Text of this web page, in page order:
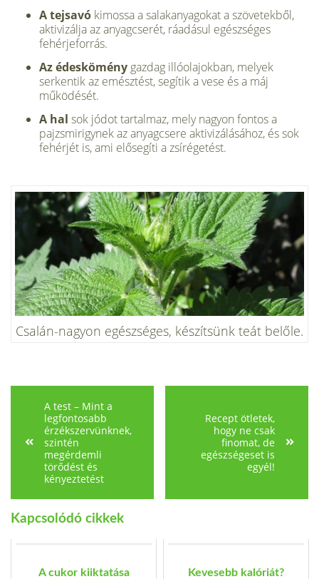
A tejsavó kimossa a salakanyagokat a szövetekből,
aktivizálja az anyagcserét, ráadásul egészséges
fehérjeforrás.
Az édeskömény gazdag illóolajokban, melyek
serkentik az emésztést, segítik a vese és a máj
működését.
A hal sok jódot tartalmaz, mely nagyon fontos a
pajzsmirigynek az anyagcsere aktivizálásához, és sok
fehérjét is, ami elősegíti a zsírégetést.
Csalán-nagyon egészséges, készítsünk teát belőle.
A test – Mint a
legfontosabb
érzékszervünknek,
szintén
megérdemli
törődést és
kényeztetést
Recept ötletek,
hogy ne csak
finomat, de
egészségeset is
egyél!
Kapcsolódó cikkek
A cukor kiiktatása
Kevesebb kalóriát?